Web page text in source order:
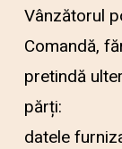
Vânzătorul
Comandă,
pretindă
părți:
datele